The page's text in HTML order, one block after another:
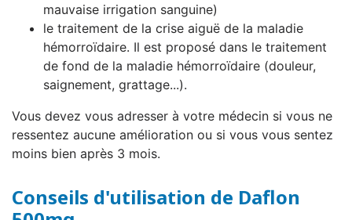
mauvaise irrigation sanguine)
le traitement de la crise aiguë de la maladie
hémorroïdaire. Il est proposé dans le traitement
de fond de la maladie hémorroïdaire (douleur,
saignement, grattage...).
Vous devez vous adresser à votre médecin si vous ne
ressentez aucune amélioration ou si vous vous sentez
moins bien après 3 mois.
Conseils d'utilisation de Daflon